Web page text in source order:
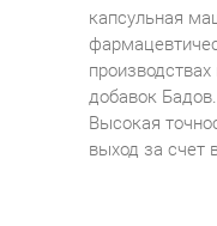
капсульная
добавок
Высокая
выход за счет